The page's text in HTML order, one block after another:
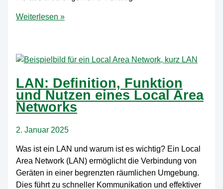
Digitalisierung
Weg
zu
Wachstum
durch
digitale
Weiterlesen »
LAN: Definition, Funktion
und Nutzen eines Local Area
Networks
2. Januar 2025
Was ist ein LAN und warum ist es wichtig? Ein Local
Area Network (LAN) ermöglicht die Verbindung von
Geräten in einer begrenzten räumlichen Umgebung.
Dies führt zu schneller Kommunikation und effektiver